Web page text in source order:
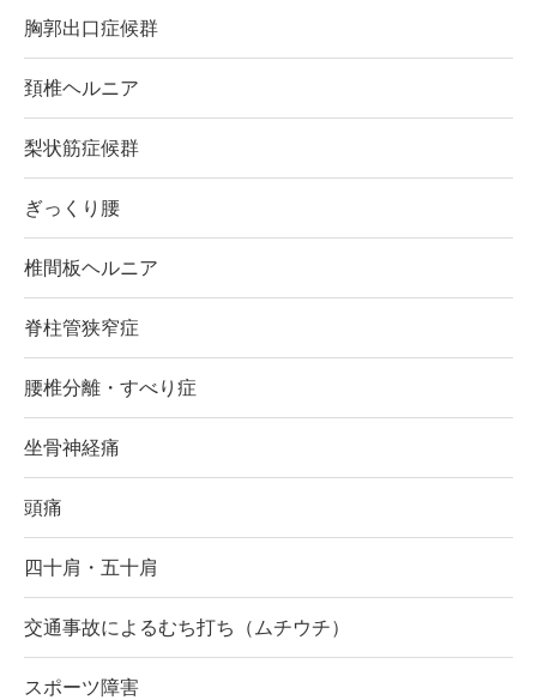
胸郭出口症候群
頚椎ヘルニア
梨状筋症候群
ぎっくり腰
椎間板ヘルニア
脊柱管狭窄症
腰椎分離・すべり症
坐骨神経痛
頭痛
四十肩・五十肩
交通事故によるむち打ち（ムチウチ）
スポーツ障害